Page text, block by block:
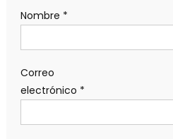
Nombre *
Correo
electrónico *